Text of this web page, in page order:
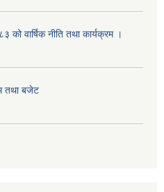
वार्षिक नीति तथा कार्यक्रम ।
तथा बजेट